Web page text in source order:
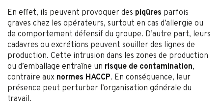
En effet, ils peuvent provoquer des piqûres parfois
graves chez les opérateurs, surtout en cas d’allergie ou
de comportement défensif du groupe. D’autre part, leurs
cadavres ou excrétions peuvent souiller des lignes de
production. Cette intrusion dans les zones de production
ou d’emballage entraîne un risque de contamination,
contraire aux normes HACCP. En conséquence, leur
présence peut perturber l’organisation générale du
travail.